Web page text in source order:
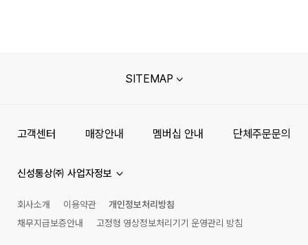
SITEMAP
고객센터 매장안내 멤버십 안내 단체주문문의
신성통상㈜ 사업자정보
회사소개 이용약관
개인정보처리방침
채무지급보증안내
고정형 영상정보처리기기 운영관리 방침